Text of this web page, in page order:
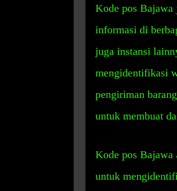
Kode pos Bajawa
informasi di
juga instansi
mengidentifikasi
pengiriman
untuk membuat
Kode pos Bajawa
untuk